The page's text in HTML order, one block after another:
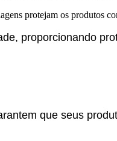
protejam os produtos
proporcionando
que seus